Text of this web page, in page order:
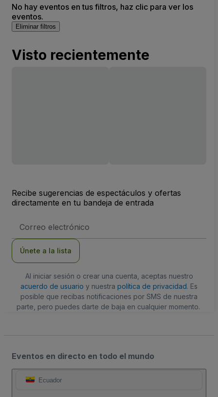
No hay eventos en tus filtros, haz clic para ver los
eventos.
Eliminar filtros
Visto recientemente
Recibe sugerencias de espectáculos y ofertas
directamente en tu bandeja de entrada
de
Únete a la lista
Al iniciar sesión o crear una cuenta, aceptas nuestro
acuerdo de usuario y nuestra política de privacidad. Es
posible que recibas notificaciones por SMS de nuestra
parte, pero puedes darte de baja en cualquier momento.
Eventos en directo en todo el mundo
Ecuador